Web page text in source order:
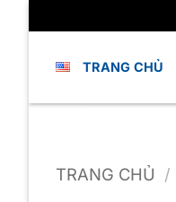
dung
TRANG CHỦ
TRANG CHỦ /